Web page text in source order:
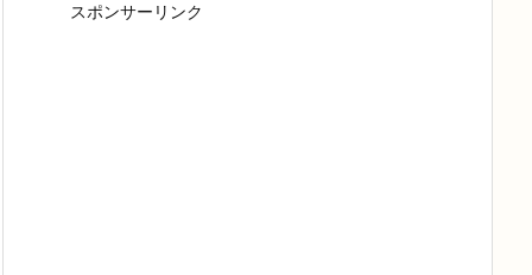
スポンサーリンク